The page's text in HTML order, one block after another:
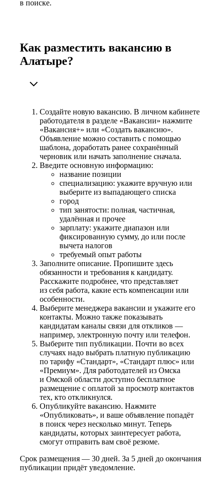
в поиске.
Как разместить вакансию в
Алатыре?
Создайте новую вакансию. В личном кабинете
работодателя в разделе «Вакансии» нажмите
«Вакансия+» или «Создать вакансию».
Объявление можно составить с помощью
шаблона, доработать ранее сохранённый
черновик или начать заполнение сначала.
Введите основную информацию:
название позиции
специализацию: укажите вручную или
выберите из выпадающего списка
город
тип занятости: полная, частичная,
удалённая и прочее
зарплату: укажите диапазон или
фиксированную сумму, до или после
вычета налогов
требуемый опыт работы
Заполните описание. Пропишите здесь
обязанности и требования к кандидату.
Расскажите подробнее, что представляет
из себя работа, какие есть компенсации или
особенности.
Выберите менеджера вакансии и укажите его
контакты. Можно также показывать
кандидатам каналы связи для откликов —
например, электронную почту или телефон.
Выберите тип публикации. Почти во всех
случаях надо выбрать платную публикацию
по тарифу «Стандарт», «Стандарт плюс» или
«Премиум». Для работодателей из Омска
и Омской области доступно бесплатное
размещение с оплатой за просмотр контактов
тех, кто откликнулся.
Опубликуйте вакансию. Нажмите
«Опубликовать», и ваше объявление попадёт
в поиск через несколько минут. Теперь
кандидаты, которых заинтересует работа,
смогут отправить вам своё резюме.
Срок размещения — 30 дней. За 5 дней до окончания
публикации придёт уведомление.